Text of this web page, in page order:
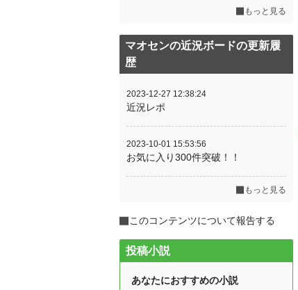
もっと見る
マオセンの近況ボードの更新履
歴
2023-12-27 12:38:24
近況レポ
2023-10-01 15:53:56
お気に入り300件突破！！
もっと見る
このコンテンツについて報告する
投稿小説
あなたにおすすめの小説